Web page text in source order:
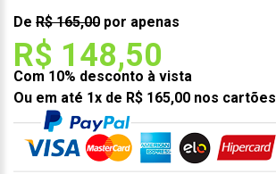
De R$ 165,00 por apenas
R$ 148,50
Com 10% desconto à vista
Ou em até 1x de R$ 165,00 nos cartões